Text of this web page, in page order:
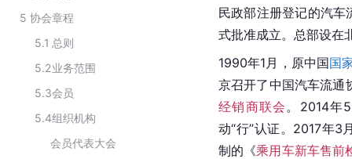
5 协会章程
5.1 总则
5.2业务范围
5.3会员
5.4组织机构
会员代表大会
民政部注册登记的汽车
式批准成立。总部设在
1990年1月，原中国国
京召开了中国汽车流通
经销商联会 。2014年
动“行”认证。2017年3
制的《乘用车新车售前